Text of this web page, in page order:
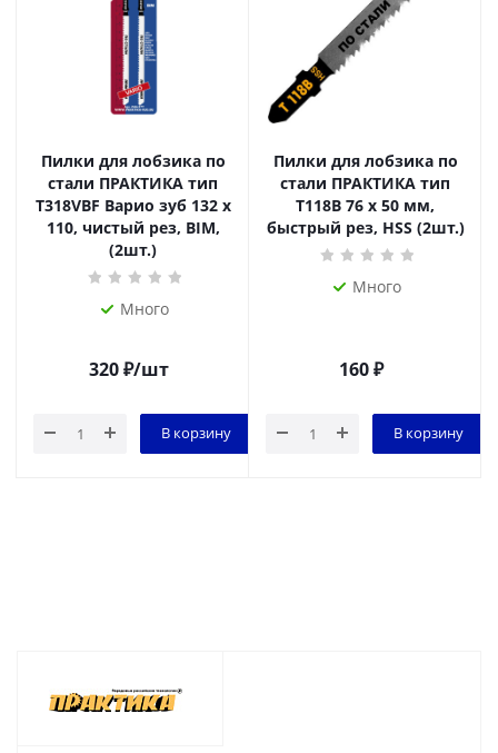
Пилки для лобзика по
стали ПРАКТИКА тип
T318VBF Варио зуб 132 х
110, чистый рез, BIM,
(2шт.)
Много
320₽/шт
В корзину
Пилки для лобзика по
стали ПРАКТИКА тип
T118B 76 х 50 мм,
быстрый рез, HSS (2шт.)
Много
160₽
В корзину